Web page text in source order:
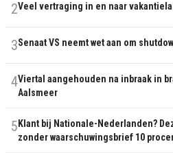
2Veel vertraging in en naar
3Senaat VS neemt wet aan om
4Viertal aangehouden na inbraak in
Aalsmeer
5 Klant bij Nationale-Nederlanden?
zonder waarschuwingsbrief 10